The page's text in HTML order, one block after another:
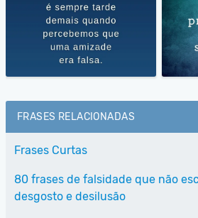
FRASES RELACIONADAS
Frases Curtas
80 frases de falsidade que não
desgosto e desilusão